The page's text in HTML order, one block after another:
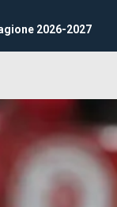
2026-2027